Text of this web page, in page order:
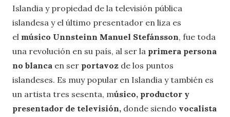
Islandia y propiedad de la televisión pública
islandesa y el último presentador en liza es
el músico Unnsteinn Manuel Stefánsson, fue toda
una revolución en su país, al ser la primera persona
no blanca en ser portavoz de los puntos
islandeses. Es muy popular en Islandia y también es
un artista tres sesenta, músico, productor y
presentador de televisión, donde siendo vocalista